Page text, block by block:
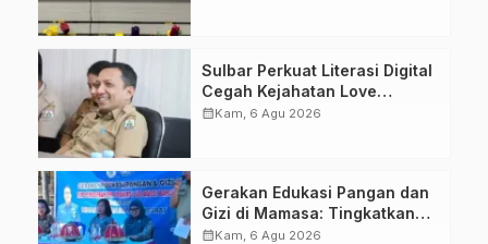
Sulbar Perkuat Literasi Digital
Cegah Kejahatan Love
Scamming
calendar_monthKam, 6 Agu 2026
Gerakan Edukasi Pangan dan
Gizi di Mamasa: Tingkatkan
Pengetahuan dan
calendar_monthKam, 6 Agu 2026